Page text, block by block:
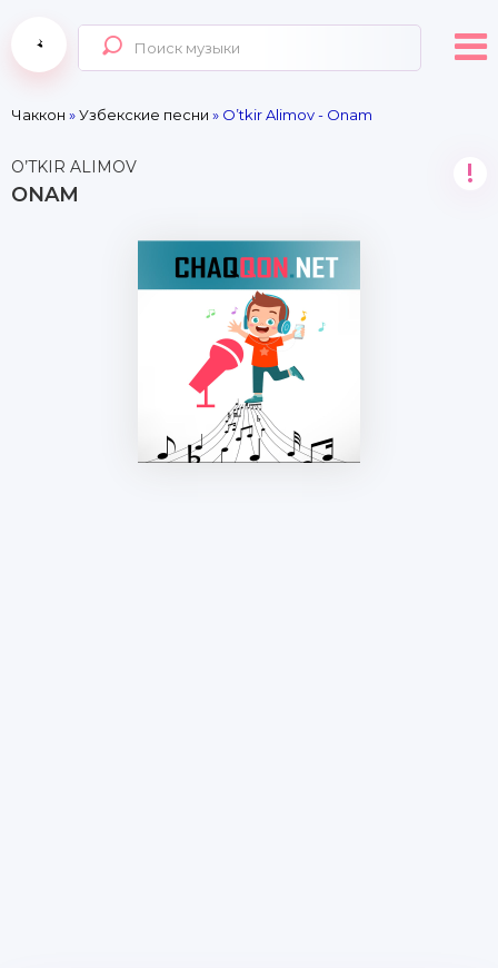
Чаккон »Узбекские песни » O’tkir Alimov - Onam
O’TKIR ALIMOV
ONAM
!